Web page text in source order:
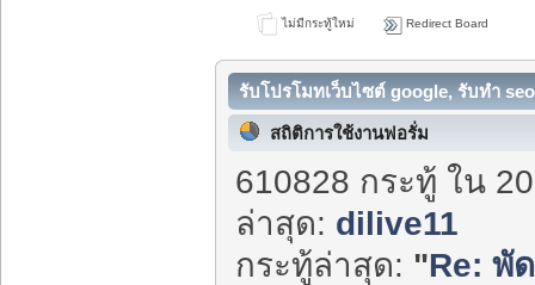
ไม่มีกระทู้ใหม่ Redirect Board
รับโปรโมทเว็บไซต์ google, รับทำ
สถิติการใช้งานฟอรั่ม
610828 กระทู้ ใน
ล่าสุด: dilive11
กระทู้ล่าสุด: "Re: พั